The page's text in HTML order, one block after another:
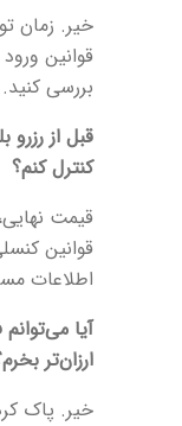
خیر. زمان
قوانین
بررسی کنید.
قبل از رزرو
کنترل کنم؟
قیمت
قوانین
اطلاعات
آیا
ارزان‌تر
خیر. پاک